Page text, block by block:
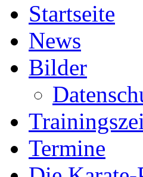
Startseite
News
Bilder
Termine